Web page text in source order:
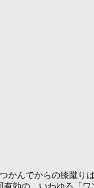
かんでからの膝蹴り
有効の、いわゆる「